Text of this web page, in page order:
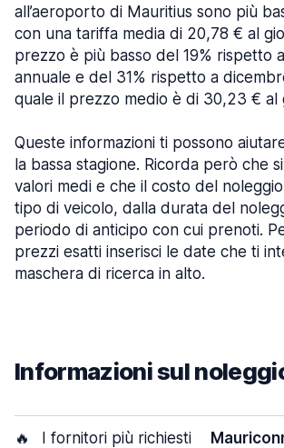
all’aeroporto di Mauritius sono più
con una tariffa media di 20,78 € al
prezzo è più basso del 19% rispetto
annuale e del 31% rispetto a
quale il prezzo medio è di 30,23 € al
Queste informazioni ti possono
la bassa stagione. Ricorda però che
valori medi e che il costo del
tipo di veicolo, dalla durata del
periodo di anticipo con cui prenoti.
prezzi esatti inserisci le date che ti
maschera di ricerca in alto.
Informazioni sul
🔥 I fornitori più richiesti